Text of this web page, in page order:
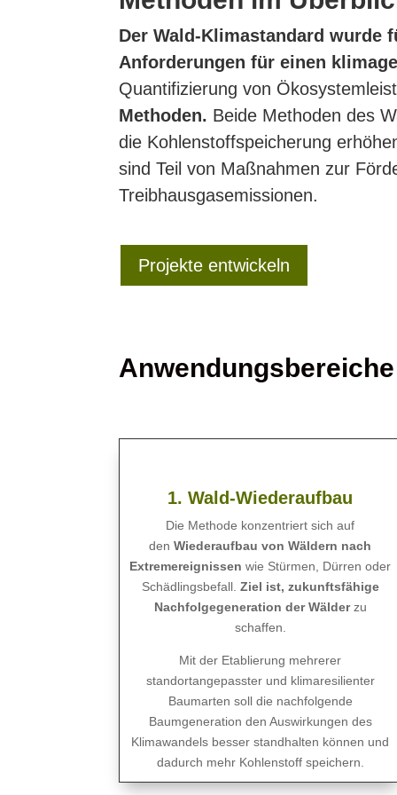
Der Wald-Klimastandard
Anforderungen für einen
Quantifizierung von
Methoden. Beide Methoden des
die Kohlenstoffspeicherung
sind Teil von Maßnahmen zur
Treibhausgasemissionen.
Projekte entwickeln
1. Wald-Wiederaufbau
Die Methode konzentriert sich auf
denWiederaufbau von Wäldern nach
Extremereignissen wie Stürmen, Dürren oder
Schädlingsbefall. Ziel ist, zukunftsfähige
Nachfolgegeneration der Wälder zu
schaffen.
Mit der Etablierung mehrerer
standortangepasster und klimaresilienter
Baumarten soll die nachfolgende
Baumgeneration den Auswirkungen des
Klimawandels besser standhalten können und
dadurch mehr Kohlenstoff speichern.